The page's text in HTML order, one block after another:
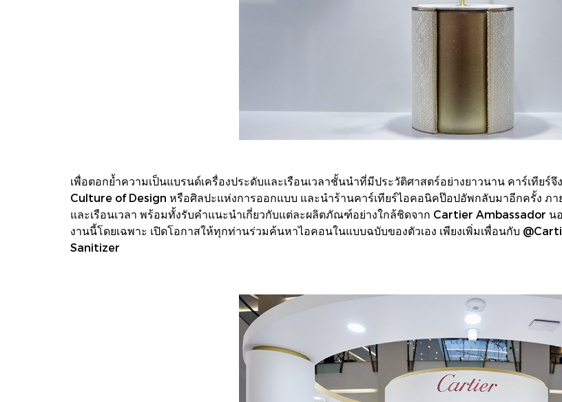
เพื่อตอกย้ำความเป็นแบรนด์เครื่องประดับและเรือนเวลาชั้นนำที่มีประวัติศาสตร์อย่างยาวนาน คาร์เที
Culture of Design หรือศิลปะแห่งการออกแบบ และนำร้านคาร์เทียร์ไอคอนิคป๊อปอัพกลับมาอีกครั้ง ภา
และเรือนเวลา พร้อมทั้งรับคำแนะนำเกี่ยวกับแต่ละผลิตภัณฑ์อย่างใกล้ชิดจาก Cartier Ambassador น
งานนี้โดยเฉพาะ เปิดโอกาสให้ทุกท่านร่วมค้นหาไอคอนในแบบฉบับของตัวเอง เพียงเพิ่มเพื่อนกับ
Sanitizer